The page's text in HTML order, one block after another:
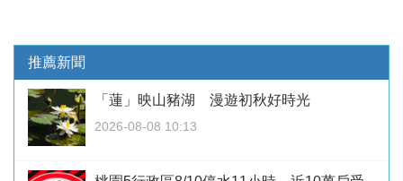
推薦新聞
「蓮」映山豬湖 漫遊初秋好時光
2026-08-08 10:13